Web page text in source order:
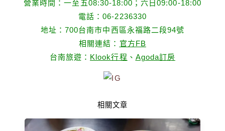
營業時間：一至五08:30-18:00；六日09:00-18:00
電話：06-2236330
地址：700台南市中西區永福路二段94號
相關連結： 官方FB
台南旅遊： Klook行程 、 Agoda訂房
相關文章